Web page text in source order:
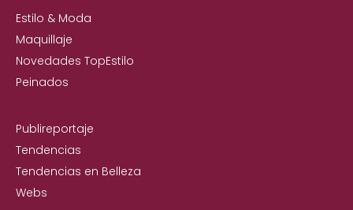
Estilo & Moda
Maquillaje
Novedades TopEstilo
Peinados
Publireportaje
Tendencias
Tendencias en Belleza
Webs